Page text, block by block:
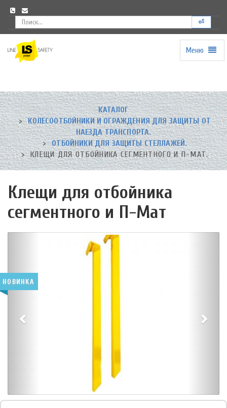
⏎
to
homepage
Меню
КАТАЛОГ
КОЛЕСООТБОЙНИКИ И ОГРАЖДЕНИЯ ДЛЯ ЗАЩИТЫ ОТ
НАЕЗДА ТРАНСПОРТА.
ОТБОЙНИКИ ДЛЯ ЗАЩИТЫ СТЕЛЛАЖЕЙ.
КЛЕЩИ ДЛЯ ОТБОЙНИКА СЕГМЕНТНОГО И П-МАТ.
Клещи для отбойника
сегментного и П-Мат
НОВИНКА